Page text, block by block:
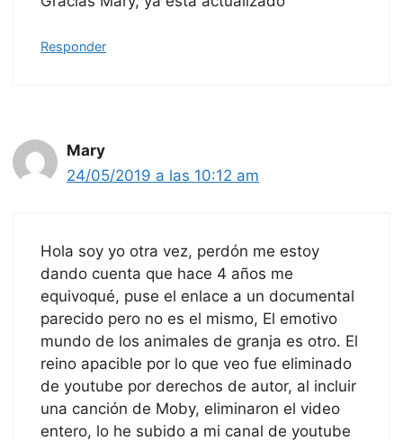
Responder
Mary
24/05/2019 a las 10:12 am
Hola soy yo otra vez, perdón me estoy
dando cuenta que hace 4 años me
equivoqué, puse el enlace a un documental
parecido pero no es el mismo, El emotivo
mundo de los animales de granja es otro. El
reino apacible por lo que veo fue eliminado
de youtube por derechos de autor, al incluir
una canción de Moby, eliminaron el video
entero, lo he subido a mi canal de youtube